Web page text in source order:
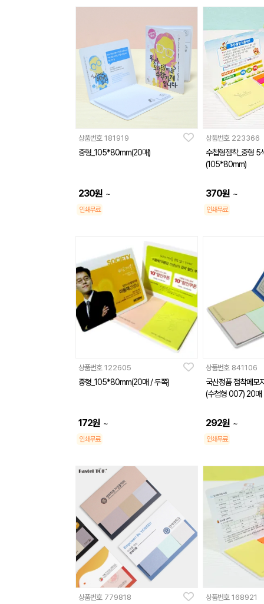
상품번호 181919
중형_105*80mm(20매)
230원 ~
인쇄무료
상품번호 223366
수첩형점착_중형 5
(105*80mm)
370원 ~
인쇄무료
상품번호 122605
중형_105*80mm(20매 / 두쪽)
172원 ~
인쇄무료
상품번호 841106
국산정품 점착메모
(수첩형 007) 20매
292원 ~
인쇄무료
상품번호 779818 상품번호 168921